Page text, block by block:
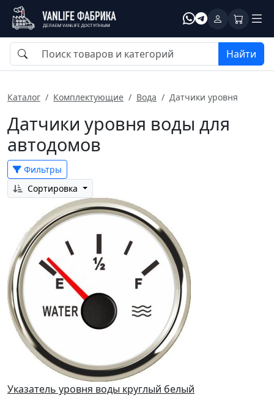
Найти
Каталог Комплектующие Вода Датчики уровня
Датчики уровня воды для
автодомов
Фильтры
Сортировка
Указатель уровня воды круглый белый